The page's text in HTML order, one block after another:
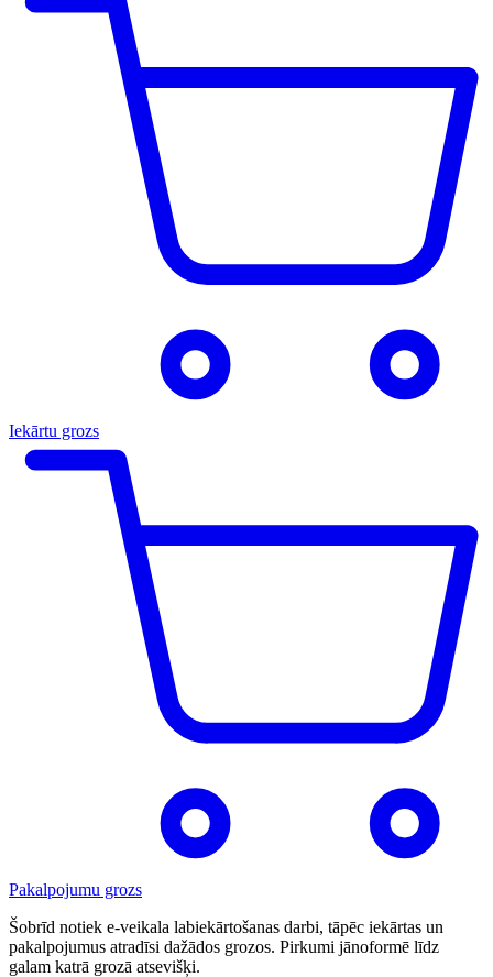
Iekārtu grozs
Pakalpojumu grozs
Šobrīd notiek e-veikala labiekārtošanas darbi, tāpēc iekārtas un
pakalpojumus atradīsi dažādos grozos. Pirkumi jānoformē līdz
galam katrā grozā atsevišķi.